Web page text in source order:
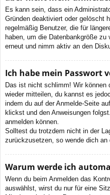
Es kann sein, dass ein
Gründen deaktiviert oder gelöscht
regelmäßig Benutzer, die für
haben, um die Datenbankgröße
erneut und nimm aktiv an den
Ich habe mein Passwort
Das ist nicht schlimm! Wir
wieder mitteilen, du kannst es
indem du auf der Anmelde-Seite
klickst und den Anweisungen
anmelden können.
Solltest du trotzdem nicht in der
zurückzusetzen, so wende dich an
Warum werde ich
Wenn du beim Anmelden das
auswählst, wirst du nur für eine